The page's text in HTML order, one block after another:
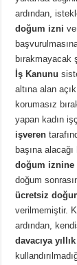
ardından,
doğum izni
bırakmayacak
İş Kanunu
altına alan
korumasız
yapan kadın
işveren
başına
doğum iznine
doğum
ücretsiz
verilmemiştir.
ardından,
davacıya